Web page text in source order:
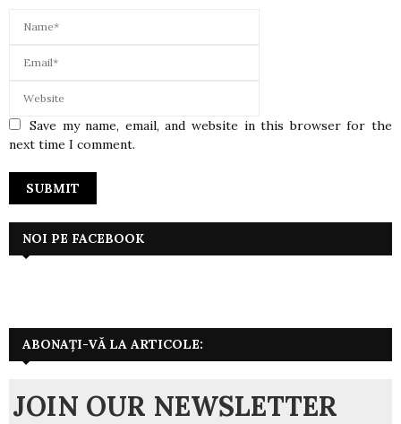
Save my name, email, and website in this browser for the
next time I comment.
NOI PE FACEBOOK
ABONAȚI-VĂ LA ARTICOLE:
JOIN OUR NEWSLETTER